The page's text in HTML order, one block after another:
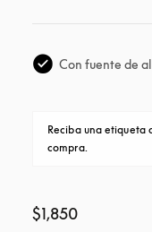
Con fuente de
Reciba una etiqueta
compra.
$1,850